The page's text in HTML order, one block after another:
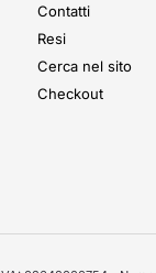
Contatti
Resi
Cerca nel sito
Checkout